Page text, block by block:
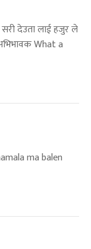
सरी देउता लाई हजुर ले
What a
ma balen